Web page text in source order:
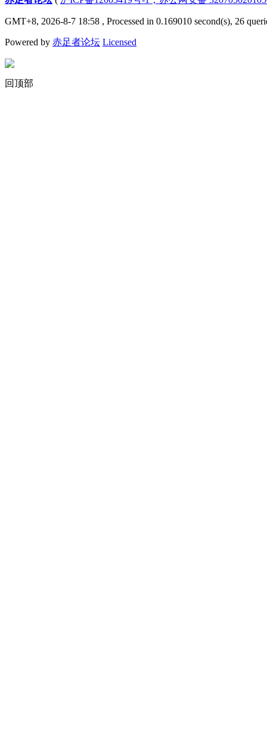
GMT+8, 2026-8-7 18:58 , Processed in 0.169010 second(s), 26
Powered by 赤足者论坛 Licensed
回顶部